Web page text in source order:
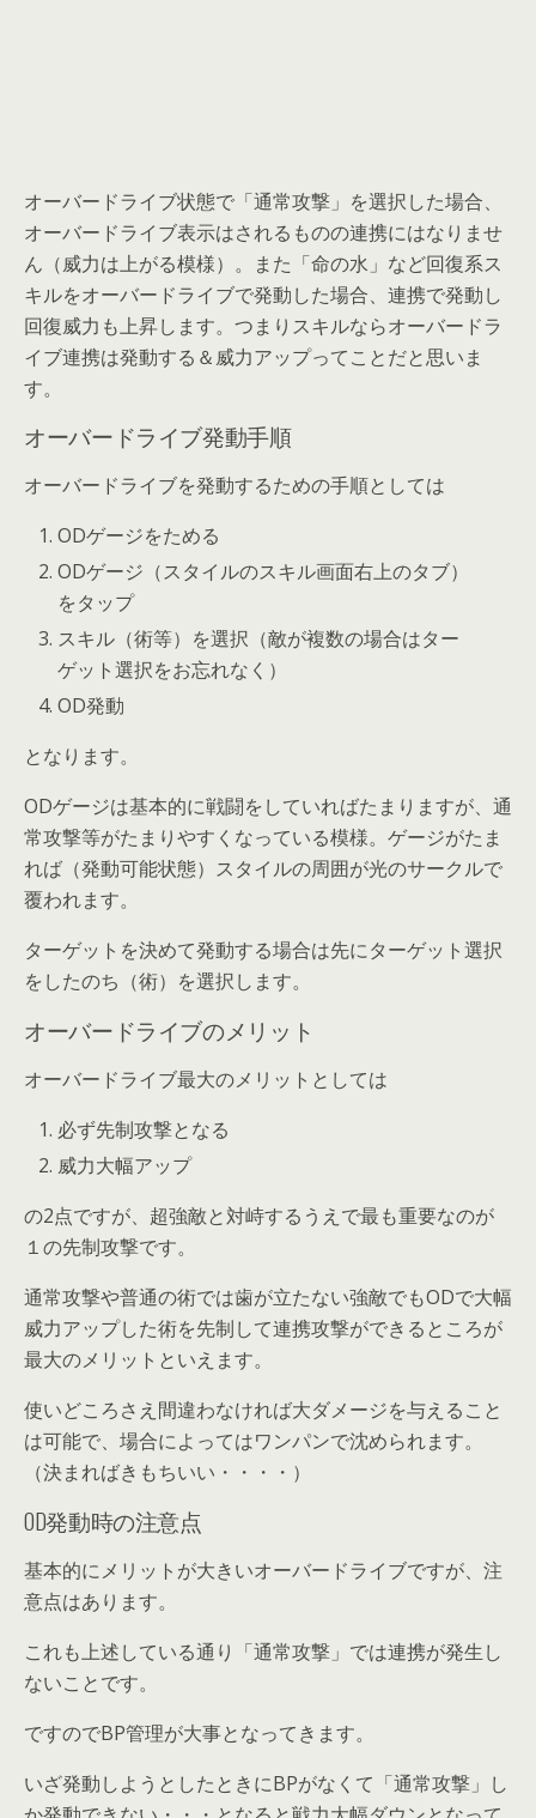
オーバードライブ状態で「通常攻撃」を選択した場合、
オーバードライブ表示はされるものの連携にはなりませ
ん（威力は上がる模様）。また「命の水」など回復系ス
キルをオーバードライブで発動した場合、連携で発動し
回復威力も上昇します。つまりスキルならオーバードラ
イブ連携は発動する＆威力アップってことだと思いま
す。
オーバードライブ発動手順
オーバードライブを発動するための手順としては
ODゲージをためる
ODゲージ（スタイルのスキル画面右上のタブ）
をタップ
スキル（術等）を選択（敵が複数の場合はター
ゲット選択をお忘れなく）
OD発動
となります。
ODゲージは基本的に戦闘をしていればたまりますが、通
常攻撃等がたまりやすくなっている模様。ゲージがたま
れば（発動可能状態）スタイルの周囲が光のサークルで
覆われます。
ターゲットを決めて発動する場合は先にターゲット選択
をしたのち（術）を選択します。
オーバードライブのメリット
オーバードライブ最大のメリットとしては
必ず先制攻撃となる
威力大幅アップ
の2点ですが、超強敵と対峙するうえで最も重要なのが
１の先制攻撃です。
通常攻撃や普通の術では歯が立たない強敵でもODで大幅
威力アップした術を先制して連携攻撃ができるところが
最大のメリットといえます。
使いどころさえ間違わなければ大ダメージを与えること
は可能で、場合によってはワンパンで沈められます。
（決まればきもちいい・・・・）
OD発動時の注意点
基本的にメリットが大きいオーバードライブですが、注
意点はあります。
これも上述している通り「通常攻撃」では連携が発生し
ないことです。
ですのでBP管理が大事となってきます。
いざ発動しようとしたときにBPがなくて「通常攻撃」し